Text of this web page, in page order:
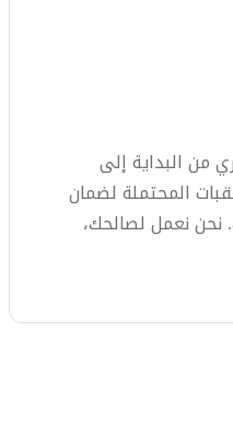
من البداية إلى
المحتملة لضمان
نحن نعمل لصالحك،